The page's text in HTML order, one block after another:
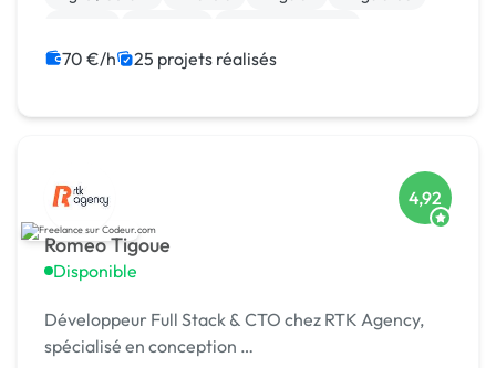
70 €/h 25 projets réalisés
Romeo Tigoue
Disponible
4,92
Développeur Full Stack & CTO chez RTK Agency,
spécialisé en conception …